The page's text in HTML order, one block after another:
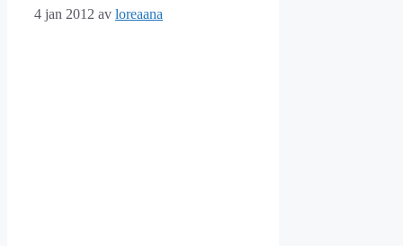
4 jan 2012 av loreaana